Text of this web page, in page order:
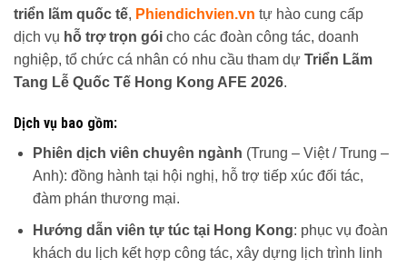
triển lãm quốc tế, Phiendichvien.vn tự hào cung cấp
dịch vụ hỗ trợ trọn gói cho các đoàn công tác, doanh
nghiệp, tổ chức cá nhân có nhu cầu tham dự Triển Lãm
Tang Lễ Quốc Tế Hong Kong AFE 2026.
Dịch vụ bao gồm:
Phiên dịch viên chuyên ngành (Trung – Việt / Trung –
Anh): đồng hành tại hội nghị, hỗ trợ tiếp xúc đối tác,
đàm phán thương mại.
Hướng dẫn viên tự túc tại Hong Kong: phục vụ đoàn
khách du lịch kết hợp công tác, xây dựng lịch trình linh